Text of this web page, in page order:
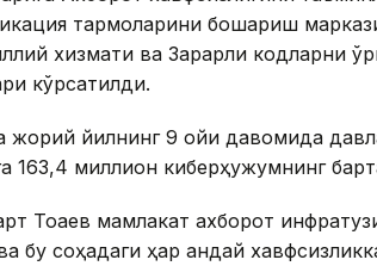
тармоқларини бошқариш
хизмати ва Зарарли кодларни
кўрсатилди.
жорий йилнинг 9 ойи давомида
163,4 миллион киберҳужумнинг
Тоқаев мамлакат ахборот
бу соҳадаги ҳар қандай